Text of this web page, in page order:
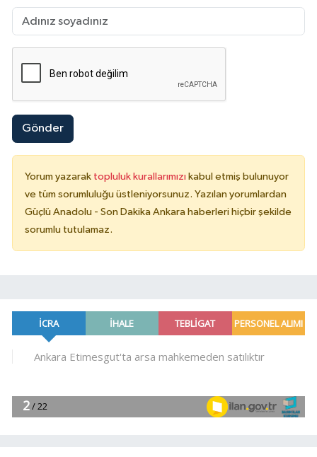
Gönder
Yorum yazarak topluluk kurallarımızı kabul etmiş bulunuyor
ve tüm sorumluluğu üstleniyorsunuz. Yazılan yorumlardan
Güçlü Anadolu - Son Dakika Ankara haberleri hiçbir şekilde
sorumlu tutulamaz.